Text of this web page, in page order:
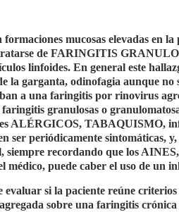
formaciones mucosas elevadas en
de FARINGITIS
linfoides. En general este
la garganta, odinofagia aunque
a una faringitis por rinovirus
granulosas o
ALÉRGICOS, TABAQUISMO,
ser periódicamente sintomáticas,
siempre recordando que los
médico, puede caber el uso de un
evaluar si la paciente reúne
sobre una faringitis